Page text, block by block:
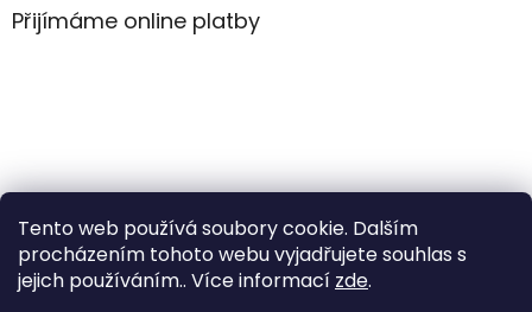
Tento web používá soubory cookie. Dalším
procházením tohoto webu vyjadřujete souhlas s
jejich používáním.. Více informací zde.
aPřijímáme online platby